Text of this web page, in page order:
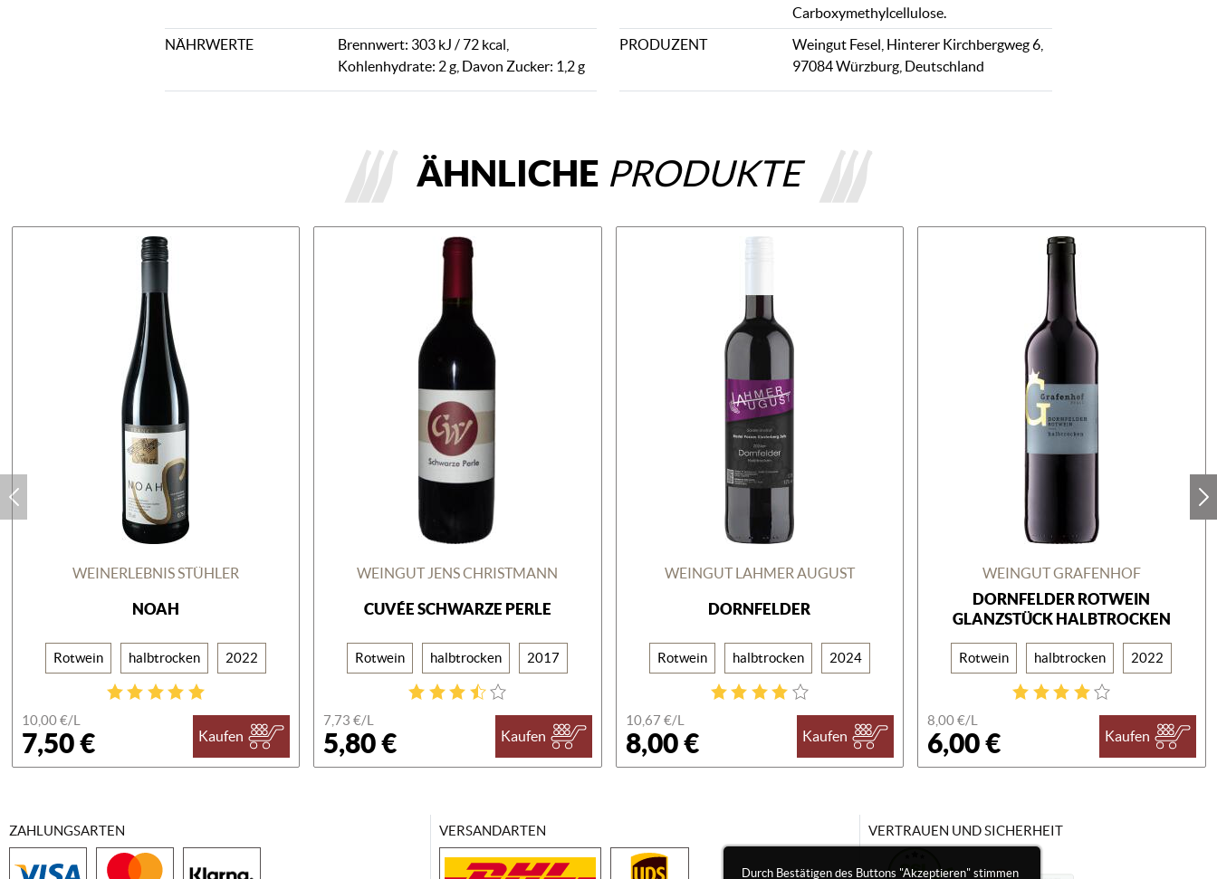
Carboxymethylcellulose.
NÄHRWERTE
Brennwert: 303 kJ / 72 kcal,
Kohlenhydrate: 2 g, Davon Zucker: 1,2 g
PRODUZENT
Weingut Fesel, Hinterer Kirchbergweg 6,
97084 Würzburg, Deutschland
ÄHNLICHE PRODUKTE
WEINERLEBNIS STÜHLER
NOAH
Rotwein halbtrocken 2022
10,00 €/L
7,50 € Kaufen
WEINGUT JENS CHRISTMANN
CUVÉE SCHWARZE PERLE
Rotwein halbtrocken 2017
7,73 €/L
5,80 € Kaufen
WEINGUT LAHMER AUGUST
DORNFELDER
Rotwein halbtrocken 2024
10,67 €/L
8,00 € Kaufen
WEINGUT GRAFENHOF
DORNFELDER ROTWEIN
GLANZSTÜCK HALBTROCKEN
Rotwein halbtrocken 2022
8,00 €/L
6,00 € Kaufen
Durch Bestätigen des Buttons "Akzeptieren" stimmen
ZAHLUNGSARTEN VERSANDARTEN VERTRAUEN UND SICHERHEIT